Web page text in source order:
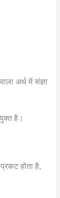
अर्थ में संज्ञा
है।
प्रकट होता है,